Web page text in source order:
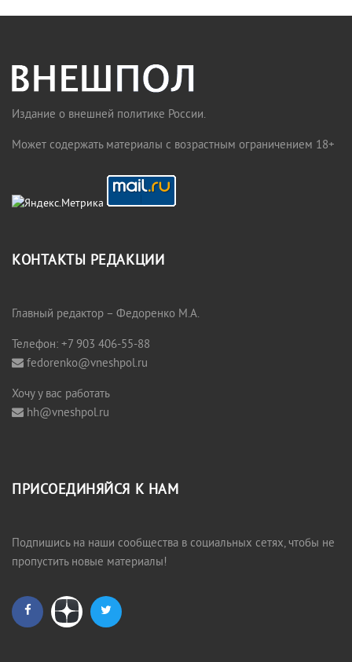
Издание о внешней политике России.
Может содержать материалы с возрастным ограничением 18+
КОНТАКТЫ РЕДАКЦИИ
Главный редактор – Федоренко М.А.
Телефон: +7 903 406-55-88
fedorenko@vneshpol.ru
Хочу у вас работать
hh@vneshpol.ru
ПРИСОЕДИНЯЙСЯ К НАМ
Подпишись на наши сообщества в социальных сетях, чтобы не
пропустить новые материалы!